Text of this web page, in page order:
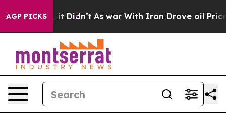
AGP PICKS
Well, it Didn’t As war With Iran Drove oil Prices